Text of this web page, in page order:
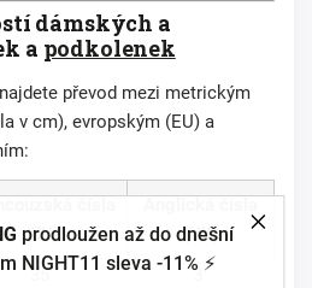
prodloužen až do dnešní
NIGHT11 sleva -11% ⚡
dámských a
a podkolenek
převod mezi metrickým
v cm), evropským (EU) a
(EU)
(UK)
35
3